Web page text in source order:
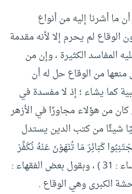
أشرنا إليه من أنواع
الوقاع لم يحرم إلا لأنه مقدمة
المفاسد الكثيرة ، وإن من
من الوقاع حل له أن
كما يشاء ؛ إذ لا مفسدة في
من هؤلاء مجاورًا في الأزهر
شيئًا من كتب الدين يستدل
كَبَائِرَ مَا تُنْهَوْنَ عَنْهُ نُكَفِّرْ
عَنكُمْ سَيِّئَاتِكُمْ ]( النساء : 31 ) ، وبقول بعض الفقهاء :
الكبرى وهي الوقاع .